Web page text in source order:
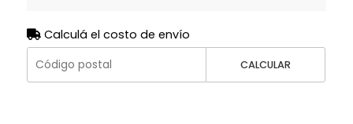
Calculá el costo de envío
CALCULAR